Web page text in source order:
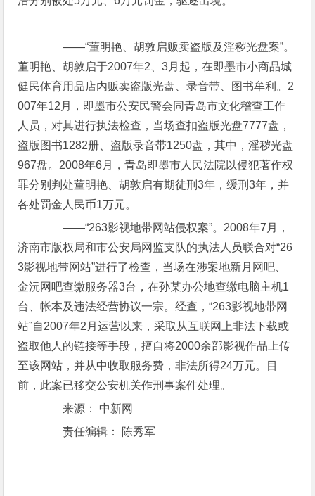
——“董明艳、胡敦启贩卖盗版及淫秽光盘案”。
董明艳、胡敦启于2007年2、3月起，在即墨市小商品城
健民体育用品店内贩卖盗版光盘、录音带、图书牟利。2
007年12月，即墨市公安民警会同青岛市文化稽查工作
人员，对其进行执法检查，当场查扣盗版光盘7777盘，
盗版图书1282册、盗版录音带1250盘，其中，淫秽光盘
967盘。2008年6月，青岛即墨市人民法院以侵犯著作权
罪分别判处董明艳、胡敦启有期徒刑3年，缓刑3年，并
各处罚金人民币1万元。
——“263影视地带网站侵权案”。2008年7月，
济南市版权局和市公安局网监支队的执法人员联合对“26
3影视地带网站”进行了检查，当场在涉案地新月网吧、
金沅网吧查缴服务器3台，在孙某办公地查缴电脑主机1
台、帐本及违法经营协议一宗。经查，“263影视地带网
站”自2007年2月运营以来，采取从互联网上非法下载或
盗取他人的链接等手段，擅自将2000余部影视作品上传
至该网站，并从中收取服务费，非法所得24万元。目
前，此案已移交公安机关作刑事案件处理。
来源： 中新网
责任编辑： 陈秀军